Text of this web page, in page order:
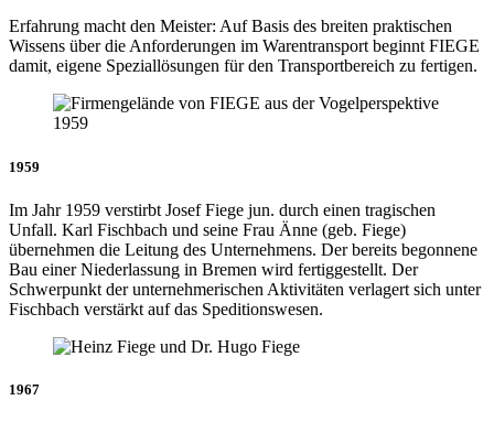
Erfahrung macht den Meister: Auf Basis des breiten praktischen
Wissens über die Anforderungen im Warentransport beginnt FIEGE
damit, eigene Speziallösungen für den Transportbereich zu fertigen.
1959
Im Jahr 1959 verstirbt Josef Fiege jun. durch einen tragischen
Unfall. Karl Fischbach und seine Frau Änne (geb. Fiege)
übernehmen die Leitung des Unternehmens. Der bereits begonnene
Bau einer Niederlassung in Bremen wird fertiggestellt. Der
Schwerpunkt der unternehmerischen Aktivitäten verlagert sich unter
Fischbach verstärkt auf das Speditionswesen.
1967